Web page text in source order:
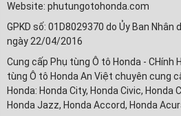
Website: phutungotohonda.com
GPKD số: 01D8029370 do Ủy Ban Nhân
ngày 22/04/2016
Cung cấp Phụ tùng Ô tô Honda - CHính
tùng Ô tô Honda An Việt chuyên cung
Honda: Honda City, Honda Civic, Honda
Honda Jazz, Honda Accord, Honda